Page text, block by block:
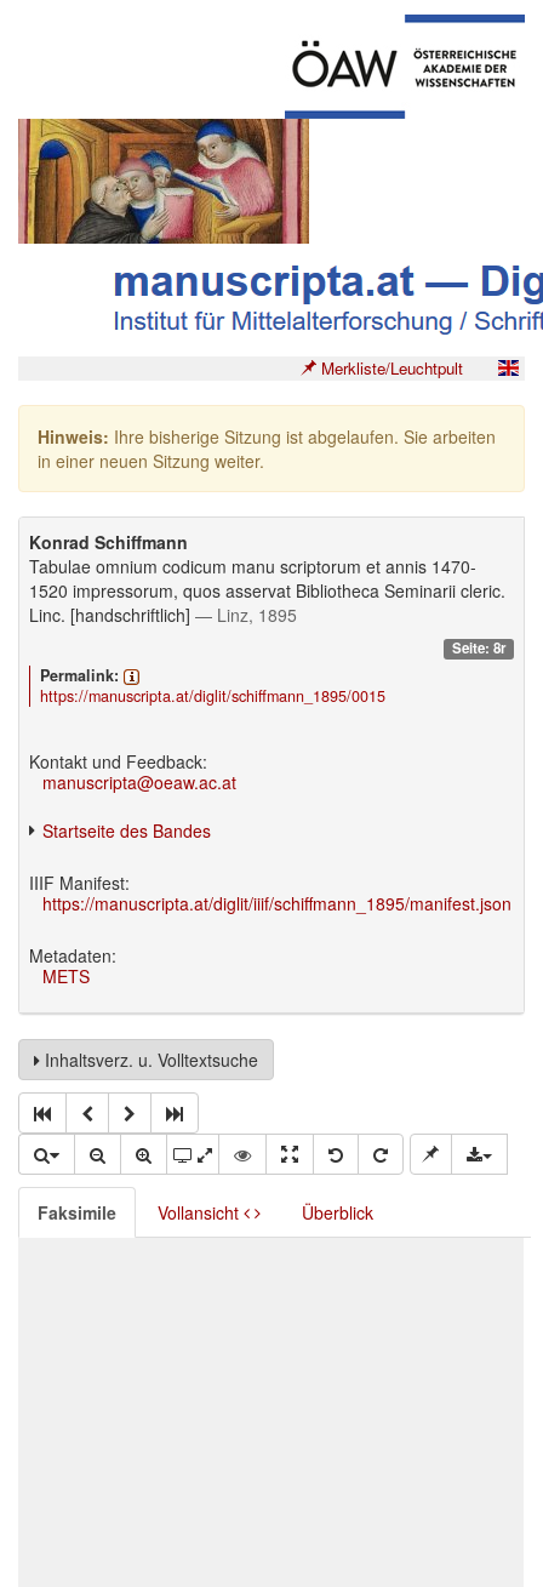
Merkliste/Leuchtpult
Hinweis: Ihre bisherige Sitzung ist abgelaufen. Sie arbeiten
in einer neuen Sitzung weiter.
Konrad Schiffmann
Tabulae omnium codicum manu scriptorum et annis 1470-
1520 impressorum, quos asservat Bibliotheca Seminarii cleric.
Linc. [handschriftlich] — Linz, 1895
Seite: 8r
Permalink:
https://manuscripta.at/diglit/schiffmann_1895/0015
Kontakt und Feedback:
manuscripta@oeaw.ac.at
Startseite des Bandes
IIIF Manifest:
https://manuscripta.at/diglit/iiif/schiffmann_1895/manifest.json
Metadaten:
METS
Inhaltsverz. u. Volltextsuche
Faksimile Vollansicht Überblick